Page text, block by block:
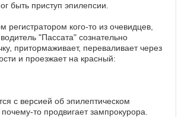
быть приступ эпилепсии.
регистратором кого-то из очевидцев,
"Пассата" сознательно
притормаживает, переваливает через
и проезжает на красный:
с версией об эпилептическом
то продвигает зампрокурора.